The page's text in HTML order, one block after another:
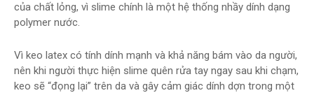
của chất lỏng, vì slime chính là một hệ thống nhầy dính dạng
polymer nước.
Vì keo latex có tính dính mạnh và khả năng bám vào da người,
nên khi người thực hiện slime quên rửa tay ngay sau khi chạm,
keo sẽ “đọng lại” trên da và gây cảm giác dính dợn trong một